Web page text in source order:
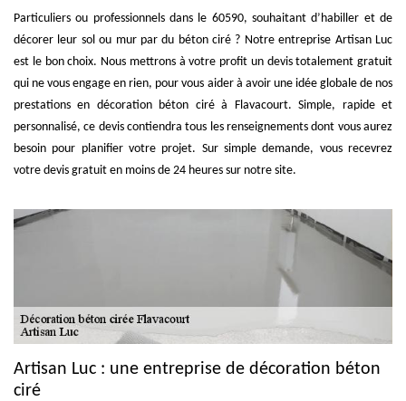
Particuliers ou professionnels dans le 60590, souhaitant d’habiller et de
décorer leur sol ou mur par du béton ciré ? Notre entreprise Artisan Luc
est le bon choix. Nous mettrons à votre profit un devis totalement gratuit
qui ne vous engage en rien, pour vous aider à avoir une idée globale de nos
prestations en décoration béton ciré à Flavacourt. Simple, rapide et
personnalisé, ce devis contiendra tous les renseignements dont vous aurez
besoin pour planifier votre projet. Sur simple demande, vous recevrez
votre devis gratuit en moins de 24 heures sur notre site.
Artisan Luc : une entreprise de décoration béton
ciré